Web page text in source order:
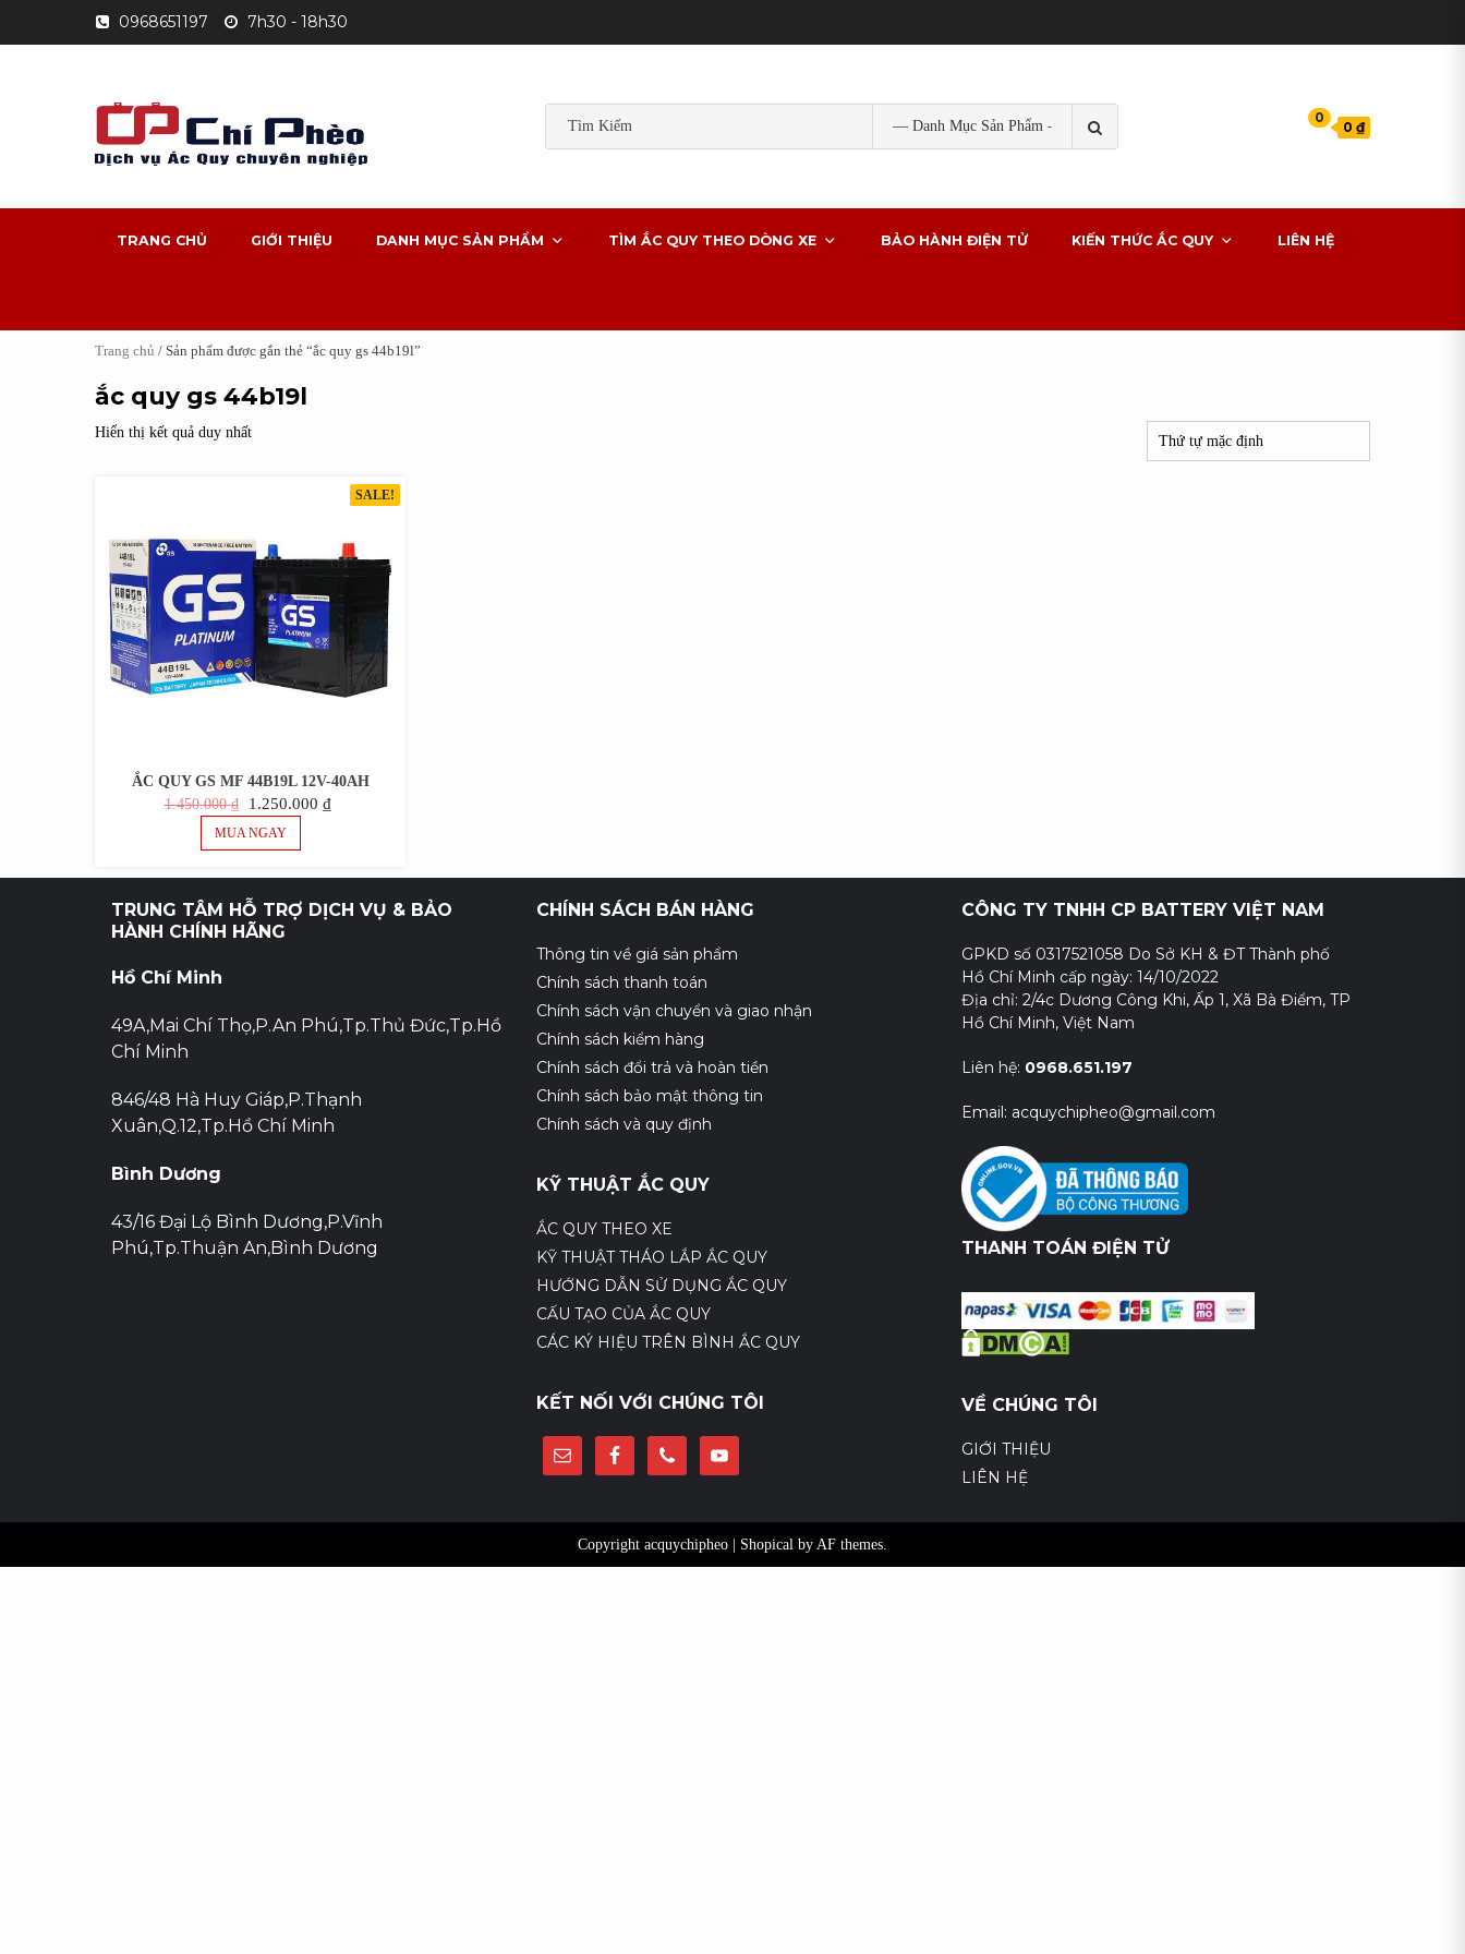
0968651197 7h30 - 18h30
KIẾM
0
0 ₫
TRANG CHỦ GIỚI THIỆU DANH MỤC SẢN PHẨM TÌM ẮC QUY THEO DÒNG XE BẢO HÀNH ĐIỆN TỬ KIẾN THỨC ẮC QUY LIÊN HỆ
Trang chủ / Sản phẩm được gắn thẻ “ắc quy gs 44b19l”
ắc quy gs 44b19l
Hiển thị kết quả duy nhất
SALE!
ẮC QUY GS MF 44B19L 12V-40AH
1.450.000₫
GIÁ
GỐC
LÀ:
1.450.000 ₫.
1.250.000 ₫
LÀ:
1.250.000 ₫.
MUA NGAY
TRUNG TÂM HỖ TRỢ DỊCH VỤ & BẢO
HÀNH CHÍNH HÃNG
Hồ Chí Minh
49A,Mai Chí Thọ,P.An Phú,Tp.Thủ Đức,Tp.Hồ
Chí Minh
846/48 Hà Huy Giáp,P.Thạnh
Xuân,Q.12,Tp.Hồ Chí Minh
Bình Dương
43/16 Đại Lộ Bình Dương,P.Vĩnh
Phú,Tp.Thuận An,Bình Dương
CHÍNH SÁCH BÁN HÀNG
Thông tin về giá sản phẩm
Chính sách thanh toán
Chính sách vận chuyển và giao nhận
Chính sách kiểm hàng
Chính sách đổi trả và hoàn tiền
Chính sách bảo mật thông tin
Chính sách và quy định
KỸ THUẬT ẮC QUY
ẮC QUY THEO XE
KỸ THUẬT THÁO LẮP ẮC QUY
HƯỚNG DẪN SỬ DỤNG ẮC QUY
CẤU TẠO CỦA ẮC QUY
CÁC KÝ HIỆU TRÊN BÌNH ẮC QUY
KẾT NỐI VỚI CHÚNG TÔI
CÔNG TY TNHH CP BATTERY VIỆT NAM
GPKD số 0317521058 Do Sở KH & ĐT Thành phố
Hồ Chí Minh cấp ngày: 14/10/2022
Địa chỉ: 2/4c Dương Công Khi, Ấp 1, Xã Bà Điểm, TP
Hồ Chí Minh, Việt Nam
Liên hệ: 0968.651.197
Email: acquychipheo@gmail.com
THANH TOÁN ĐIỆN TỬ
VỀ CHÚNG TÔI
GIỚI THIỆU
LIÊN HỆ
Copyright acquychipheo Shopical by AF themes.